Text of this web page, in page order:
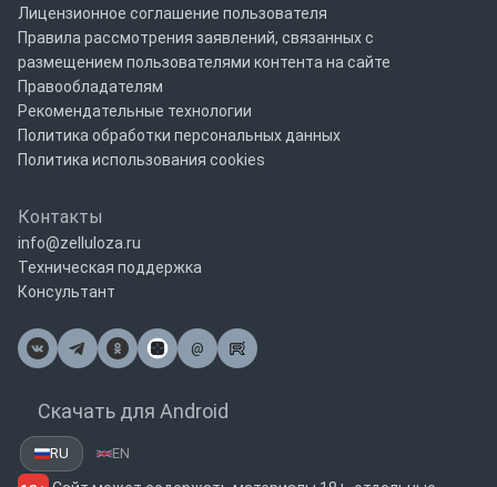
Лицензионное соглашение пользователя
Правила рассмотрения заявлений, связанных с
размещением пользователями контента на сайте
Правообладателям
Рекомендательные технологии
Политика обработки персональных данных
Политика использования cookies
Контакты
info@zelluloza.ru
Техническая поддержка
Консультант
@
Почта
Скачать для Android
RU EN